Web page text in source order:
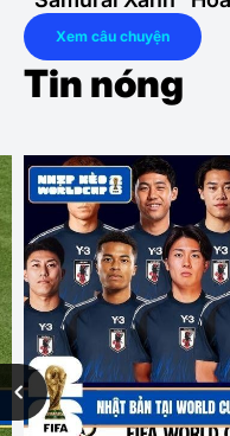
Xem câu chuyện
Tin nóng